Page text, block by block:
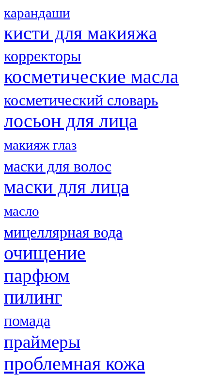
карандаши
кисти для макияжа
корректоры
косметические масла
косметический словарь
лосьон для лица
макияж глаз
маски для волос
маски для лица
масло
мицеллярная вода
очищение
парфюм
пилинг
помада
праймеры
проблемная кожа